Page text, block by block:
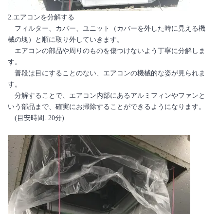
2.エアコンを分解する
フィルター、カバー、ユニット（カバーを外した時に見える機
械の塊）と順に取り外していきます。
エアコンの部品や周りのものを傷つけないよう丁寧に分解しま
す。
普段は目にすることのない、エアコンの機械的な姿が見られま
す。
分解することで、エアコン内部にあるアルミフィンやファンと
いう部品まで、確実にお掃除することができるようになります。
(目安時間: 20分)